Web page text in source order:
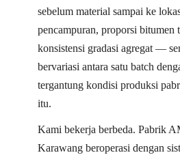
sebelum material sampai ke
pencampuran, proporsi bitumen
konsistensi gradasi agregat —
bervariasi antara satu batch
tergantung kondisi produksi
itu.
Kami bekerja berbeda. Pabrik
Karawang beroperasi dengan